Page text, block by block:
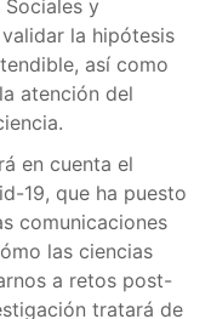
y
la hipótesis
así como
atención del
en cuenta el
19, que ha puesto
comunicaciones
las ciencias
a retos post-
tratará de